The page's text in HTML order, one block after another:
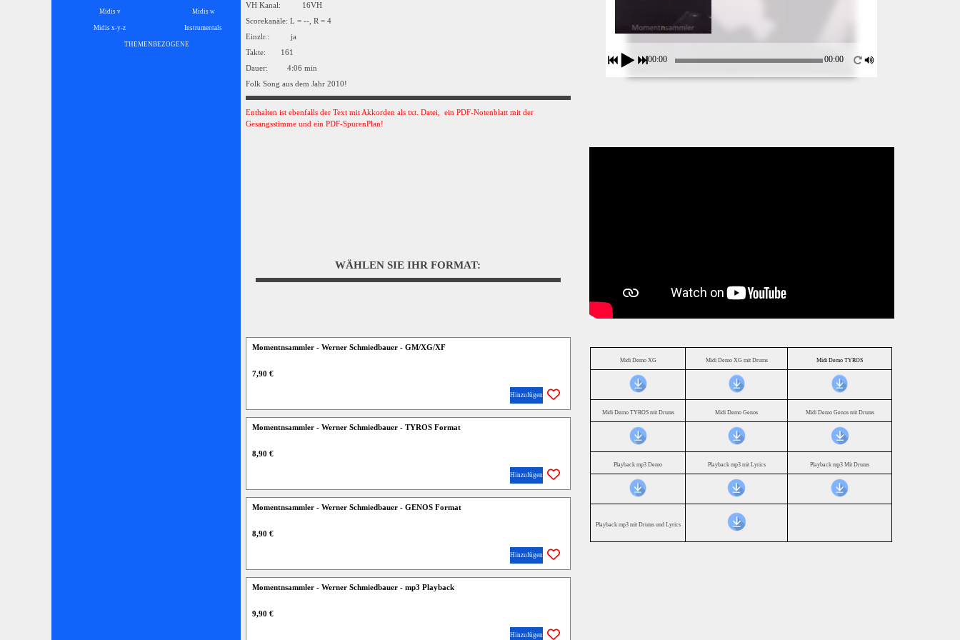
Midis v Midis w
Midis x-y-z Instrumentals
THEMENBEZOGENE
VH Kanal: 16VH
Scorekanäle: L = --, R = 4
Einzlr.: ja
Takte: 161
Dauer: 4:06 min
Folk Song aus dem Jahr 2010!
Enthalten ist ebenfalls der Text mit Akkorden als txt. Datei, ein PDF-Notenblatt mit der
Gesangsstimme und ein PDF-SpurenPlan!
00:00 00:00
WÄHLEN SIE IHR FORMAT:
Momentnsammler - Werner Schmiedbauer - GM/XG/XF
7,90 €
Hinzufügen
Momentnsammler - Werner Schmiedbauer - TYROS Format
8,90 €
Hinzufügen
Momentnsammler - Werner Schmiedbauer - GENOS Format
8,90 €
Hinzufügen
Momentnsammler - Werner Schmiedbauer - mp3 Playback
9,90 €
Hinzufügen
Midi Demo XG Midi Demo XG mit Drums Midi Demo TYROS
Midi Demo TYROS mit Drums Midi Demo Genos Midi Demo Genos mit Drums
Playback mp3 Demo Playback mp3 mit Lyrics Playback mp3 Mit Drums
Playback mp3 mit Drums und Lyrics